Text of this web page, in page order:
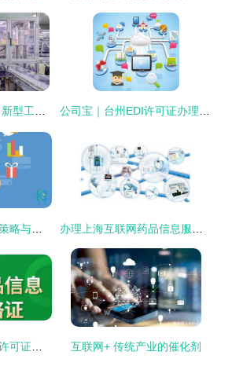
互联网+ 传统产业的催化剂